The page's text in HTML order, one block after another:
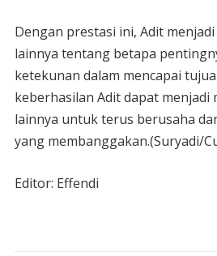
Dengan prestasi ini, Adit
lainnya tentang betapa
ketekunan dalam mencapai
keberhasilan Adit dapat menjadi
lainnya untuk terus berusaha
yang membanggakan.(Suryadi/
Editor: Effendi